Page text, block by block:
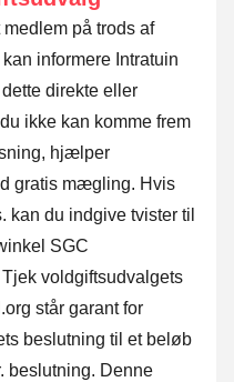
på trods af
informere Intratuin
direkte eller
ikke kan komme frem
hjælper
gratis mægling. Hvis
kan du indgive tvister til
SGC
Tjek voldgiftsudvalgets
står garant for
beslutning til et beløb
beslutning. Denne